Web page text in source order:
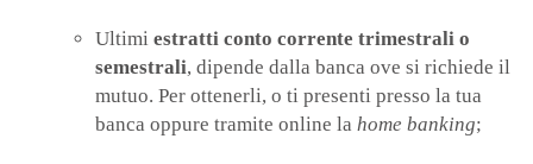
Ultimi estratti conto corrente trimestrali o
semestrali, dipende dalla banca ove si richiede il
mutuo. Per ottenerli, o ti presenti presso la tua
banca oppure tramite online la home banking;